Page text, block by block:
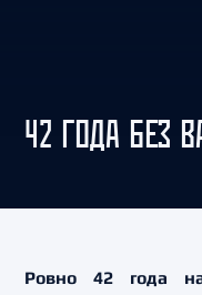
42 ГОДА БЕЗ
Ровно 42 года